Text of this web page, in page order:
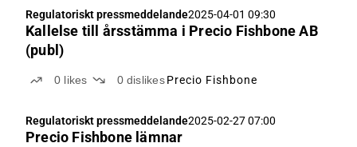
Regulatoriskt pressmeddelande2025-04-01 09:30
Kallelse till årsstämma i Precio Fishbone AB
(publ)
0 likes 0 dislikes Precio Fishbone
Regulatoriskt pressmeddelande2025-02-27 07:00
Precio Fishbone lämnar